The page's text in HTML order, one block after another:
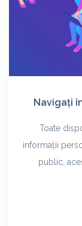
Navigați
Toate
informații
public,